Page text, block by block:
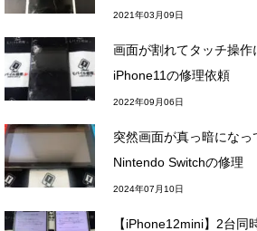
2021年03月09日
画面が割れてタッチ操作
iPhone11の修理依頼
2022年09月06日
突然画面が真っ暗になっ
Nintendo Switchの修理
2024年07月10日
【iPhone12mini】2台同